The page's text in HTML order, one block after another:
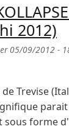
2012)
05/09/2012 -
Trevise
sous forme